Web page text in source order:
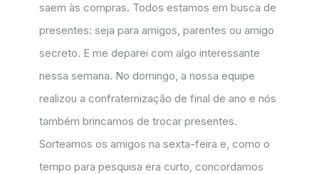
saem às compras. Todos estamos em busca de
presentes: seja para amigos, parentes ou amigo
secreto. E me deparei com algo interessante
nessa semana. No domingo, a nossa equipe
realizou a confraternização de final de ano e nós
também brincamos de trocar presentes.
Sorteamos os amigos na sexta-feira e, como o
tempo para pesquisa era curto, concordamos